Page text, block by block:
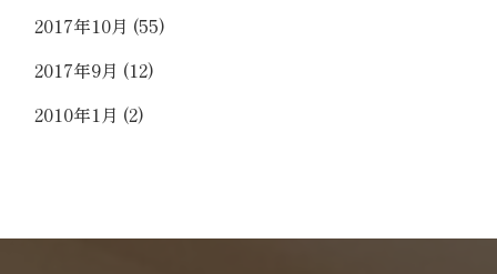
2017年10月 (55)
2017年9月 (12)
2010年1月 (2)